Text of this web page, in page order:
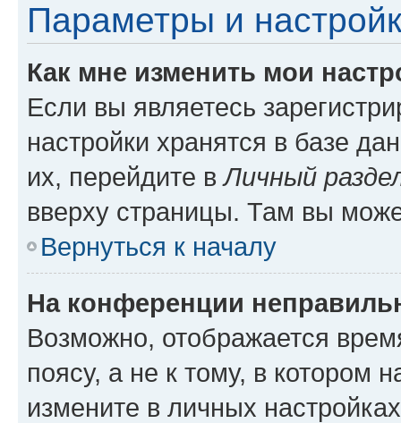
Параметры и
Как мне изменить мои
Если вы являетесь
настройки хранятся в базе
их, перейдите вЛичный
вверху страницы. Там вы
Вернуться к началу
На конференции
Возможно, отображается
поясу, а не к тому, в котором
измените в личных